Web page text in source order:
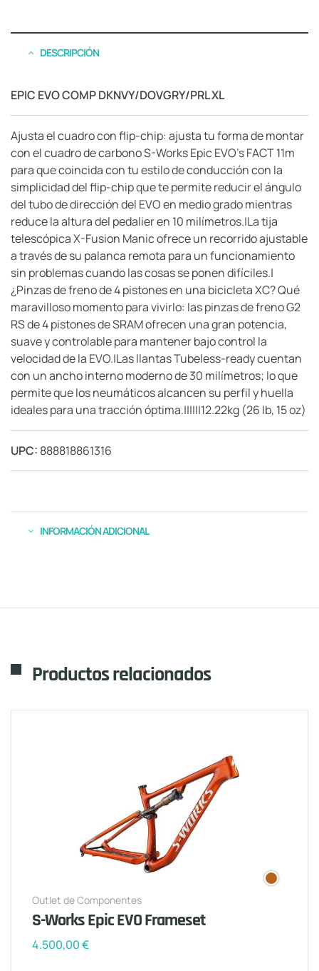
DESCRIPCIÓN
EPIC EVO COMP DKNVY/DOVGRY/PRL XL
Ajusta el cuadro con flip-chip: ajusta tu forma de montar
con el cuadro de carbono S-Works Epic EVO’s FACT 11m
para que coincida con tu estilo de conducción con la
simplicidad del flip-chip que te permite reducir el ángulo
del tubo de dirección del EVO en medio grado mientras
reduce la altura del pedalier en 10 milímetros.|La tija
telescópica X-Fusion Manic ofrece un recorrido ajustable
a través de su palanca remota para un funcionamiento
sin problemas cuando las cosas se ponen difíciles.|
¿Pinzas de freno de 4 pistones en una bicicleta XC? Qué
maravilloso momento para vivirlo: las pinzas de freno G2
RS de 4 pistones de SRAM ofrecen una gran potencia,
suave y controlable para mantener bajo control la
velocidad de la EVO.|Las llantas Tubeless-ready cuentan
con un ancho interno moderno de 30 milímetros; lo que
permite que los neumáticos alcancen su perfil y huella
ideales para una tracción óptima.||||||12.22kg (26 lb, 15 oz)
UPC: 888818861316
INFORMACIÓN ADICIONAL
Productos relacionados
Outlet de Componentes
S-Works Epic EVO Frameset
4.500,00€